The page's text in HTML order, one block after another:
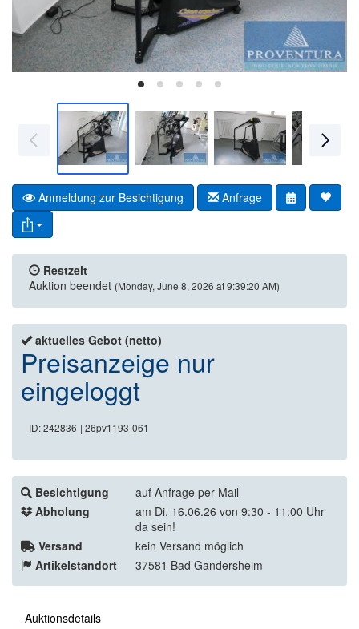
Anmeldung zur Besichtigung Anfrage
Restzeit
Auktion beendet (Monday, June 8, 2026 at 9:39:20 AM)
aktuelles Gebot (netto)
Preisanzeige nur
eingeloggt
ID: 242836 | 26pv1193-061
Besichtigung
auf Anfrage per Mail
Abholung
am Di. 16.06.26 von 9:30 - 11:00 Uhr
da sein!
Versand
kein Versand möglich
Artikelstandort
37581 Bad Gandersheim
Auktionsdetails